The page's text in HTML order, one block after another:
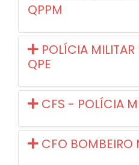
QPPM
POLÍCIA
QPE
CFS - POLÍCIA
CFO BOMBEIRO